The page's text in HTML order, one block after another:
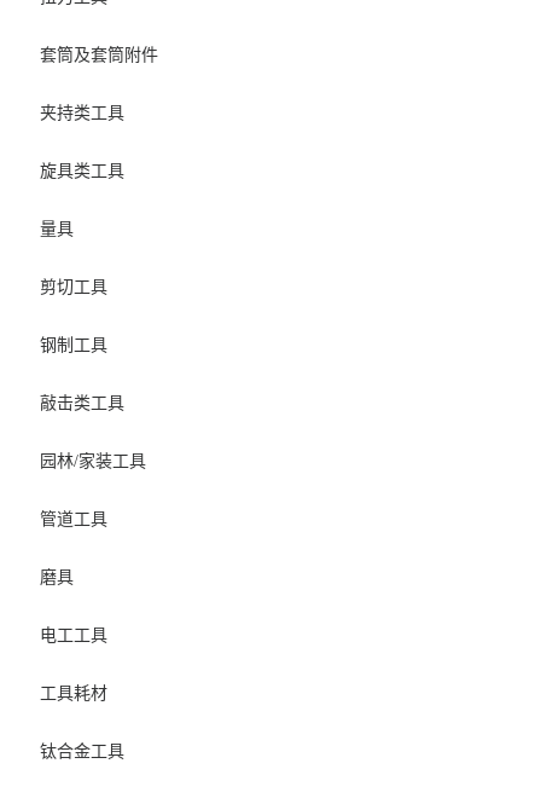
套筒及套筒附件
夹持类工具
旋具类工具
量具
剪切工具
钢制工具
敲击类工具
园林/家装工具
管道工具
磨具
电工工具
工具耗材
钛合金工具